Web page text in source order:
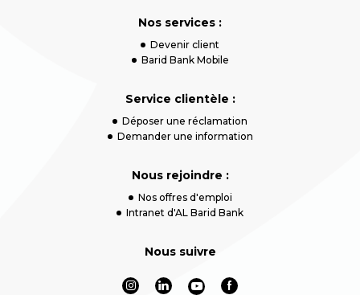
Nos services :
Devenir client
Barid Bank Mobile
Service clientèle :
Déposer une réclamation
Demander une information
Nous rejoindre :
Nos offres d'emploi
Intranet d'AL Barid Bank
Nous suivre